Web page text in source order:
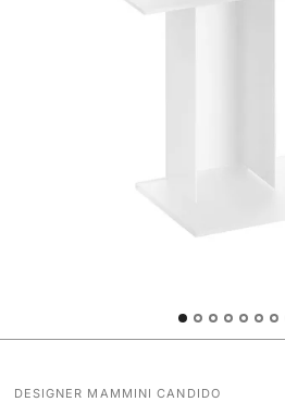
DESIGNER MAMMINI CANDIDO